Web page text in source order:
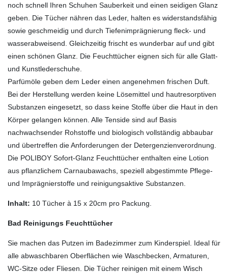
noch schnell Ihren Schuhen Sauberkeit und einen seidigen Glanz
geben. Die Tücher nähren das Leder, halten es widerstandsfähig
sowie geschmeidig und durch Tiefenimprägnierung fleck- und
wasserabweisend. Gleichzeitig frischt es wunderbar auf und gibt
einen schönen Glanz. Die Feuchttücher eignen sich für alle Glatt-
und Kunstlederschuhe.
Parfümöle geben dem Leder einen angenehmen frischen Duft.
Bei der Herstellung werden keine Lösemittel und hautresorptiven
Substanzen eingesetzt, so dass keine Stoffe über die Haut in den
Körper gelangen können. Alle Tenside sind auf Basis
nachwachsender Rohstoffe und biologisch vollständig abbaubar
und übertreffen die Anforderungen der Detergenzienverordnung.
Die POLIBOY Sofort-Glanz Feuchttücher enthalten eine Lotion
aus pflanzlichem Carnaubawachs, speziell abgestimmte Pflege-
und Imprägnierstoffe und reinigungsaktive Substanzen.
Inhalt: 10 Tücher à 15 x 20cm pro Packung.
Bad Reinigungs Feuchttücher
Sie machen das Putzen im Badezimmer zum Kinderspiel. Ideal für
alle abwaschbaren Oberflächen wie Waschbecken, Armaturen,
WC-Sitze oder Fliesen. Die Tücher reinigen mit einem Wisch